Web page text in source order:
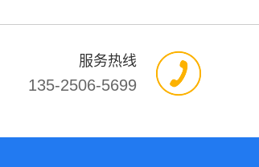
服务热线
135-2506-5699